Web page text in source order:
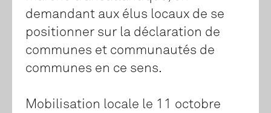
demandant aux élus locaux de se
positionner sur la déclaration de
communes et communautés de
communes en ce sens.
Mobilisation locale le 11 octobre